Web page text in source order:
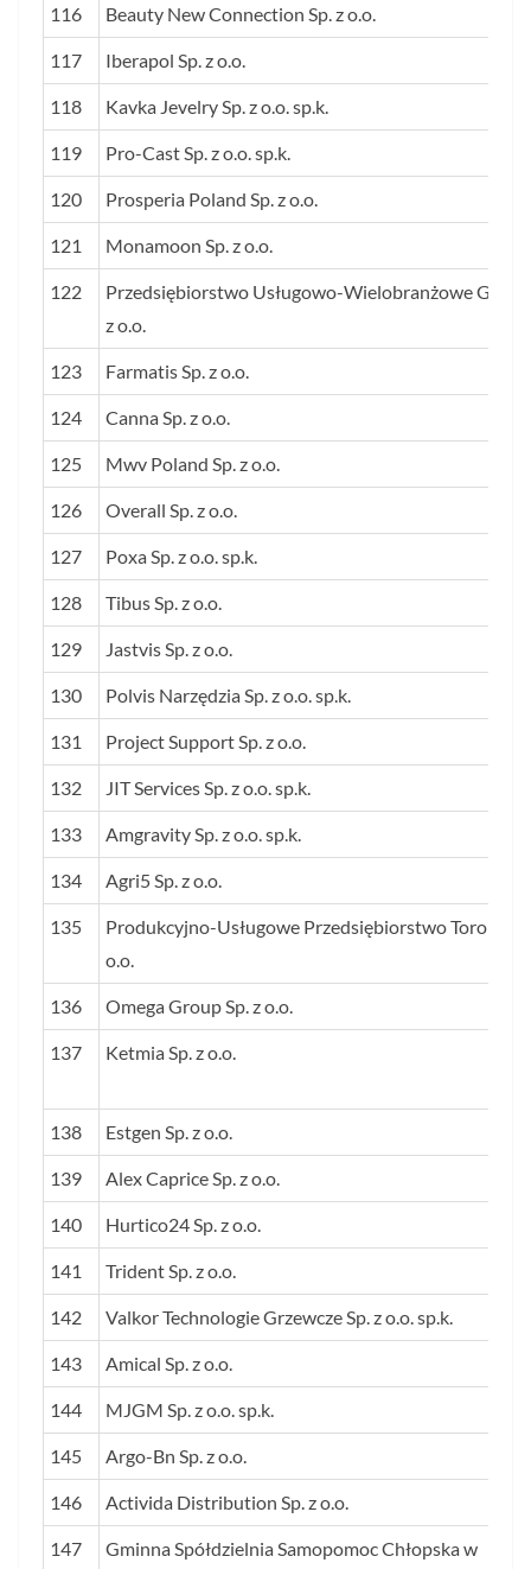
116 Beauty New Connection Sp. z o.o.
117 Iberapol Sp. z o.o.
118 Kavka Jevelry Sp. z o.o. sp.k.
119 Pro-Cast Sp. z o.o. sp.k.
120 Prosperia Poland Sp. z o.o.
121 Monamoon Sp. z o.o.
122
Przedsiębiorstwo Usługowo-Wielobranżowe G & J
z o.o.
123 Farmatis Sp. z o.o.
124 Canna Sp. z o.o.
125 Mwv Poland Sp. z o.o.
126 Overall Sp. z o.o.
127 Poxa Sp. z o.o. sp.k.
128 Tibus Sp. z o.o.
129 Jastvis Sp. z o.o.
130 Polvis Narzędzia Sp. z o.o. sp.k.
131 Project Support Sp. z o.o.
132 JIT Services Sp. z o.o. sp.k.
133 Amgravity Sp. z o.o. sp.k.
134 Agri5 Sp. z o.o.
135
Produkcyjno-Usługowe Przedsiębiorstwo Torol Sp. z
o.o.
136 Omega Group Sp. z o.o.
137 Ketmia Sp. z o.o.
138 Estgen Sp. z o.o.
139 Alex Caprice Sp. z o.o.
140 Hurtico24 Sp. z o.o.
141 Trident Sp. z o.o.
142 Valkor Technologie Grzewcze Sp. z o.o. sp.k.
143 Amical Sp. z o.o.
144 MJGM Sp. z o.o. sp.k.
145 Argo-Bn Sp. z o.o.
146 Activida Distribution Sp. z o.o.
147
Gminna Spółdzielnia Samopomoc Chłopska w